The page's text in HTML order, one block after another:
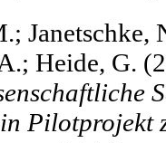
Janetschke,
Heide, G.
Pilotprojekt